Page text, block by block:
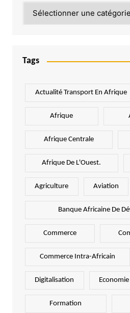
Tags
Actualité Transport En Afrique
Afrique
Afrique Centrale
Afrique De L'Ouest.
Agriculture Aviation
Banque Africaine De
Commerce
Commerce Intra-Africain
Digitalisation Economie
Formation